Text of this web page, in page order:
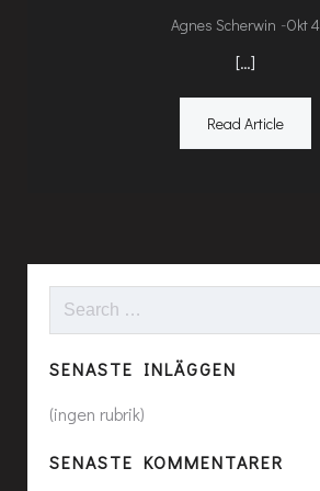
Agnes Scherwin -Okt 4
[…]
Read Article
Search
SENASTE INLÄGGEN
(ingen rubrik)
SENASTE KOMMENTARER